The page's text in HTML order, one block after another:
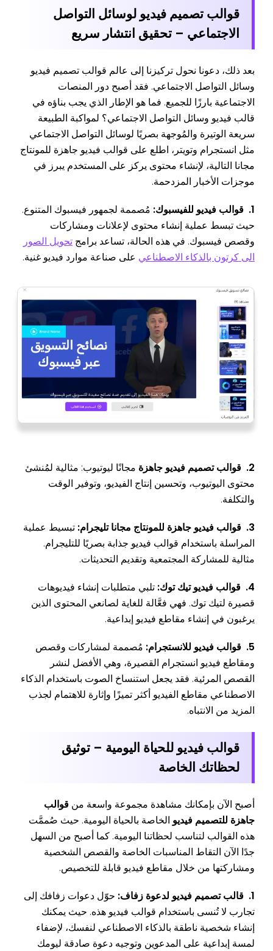
قوالب تصميم فيديو لوسائل التواصل
الاجتماعي – تحقيق انتشار سريع
بعد ذلك، دعونا نحول تركيزنا إلى عالم قوالب تصميم فيديو
وسائل التواصل الاجتماعي. فقد أصبح دور المنصات
الاجتماعية بارزًا للجميع. فما هو الإطار الذي يجب بناؤه في
قالب فيديو وسائل التواصل الاجتماعي؟ لمواكبة الطبيعة
سريعة الوتيرة والمُوجهة بصريًا لوسائل التواصل الاجتماعي
مثل انستجرام وتويتر، اطلع على قوالب فيديو جاهزة للمونتاج
مجانا التالية، لإنشاء محتوى يركز على المستخدم يبرز في
موجزات الأخبار المزدحمة.
1. قوالب فيديو للفيسبوك:
مُصممة لجمهور فيسبوك المتنوع.
حيث تبسط عملية إنشاء محتوى لإعلانات ومشاركات
وقصص فيسبوك. في هذه الحالة، تساعد برامج تحويل الصور
الى كرتون بالذكاء الاصطناعي على صناعة موارد فيديو غنية.
2. قوالب تصميم فيديو جاهزة مجانًا ليوتيوب: مثالية لمُنشئ
محتوى اليوتيوب، وتحسين إنتاج الفيديو، وتوفير الوقت
والتكلفة.
3. قوالب فيديو جاهزة للمونتاج مجانا تليجرام:
تبسيط عملية
المراسلة باستخدام قوالب فيديو جذابة بصريًا للتليجرام.
مثالية للمشاركة المجتمعية وتقديم التحديثات.
4. قوالب فيديو تيك توك:
تلبي متطلبات إنشاء فيديوهات
قصيرة لتيك توك. فهي فعَّالة للغاية لصانعي المحتوى الذين
يرغبون في إنشاء مقاطع فيديو إبداعية.
5. قوالب فيديو للانستجرام:
مُصممة لمشاركات وقصص
ومقاطع فيديو انستجرام القصيرة، وهي الأفضل لنشر
القصص المرئية. فقد يجعل استنساخ الصوت باستخدام الذكاء
الاصطناعي مقاطع الفيديو أكثر تميزًا وإثارة للاهتمام لجذب
المزيد من الانتباه.
قوالب فيديو للحياة اليومية – توثيق
لحظاتك الخاصة
أصبح الآن بإمكانك مشاهدة مجموعة واسعة من قوالب
جاهزة للتصميم فيديو الخاصة بالحياة اليومية. حيث صُممَّت
هذه القوالب لتناسب لحظاتنا اليومية. كما أصبح من السهل
جدًا الآن التقاط المناسبات الخاصة والقصص الشخصية
ومشاركتها من خلال مقاطع فيديو قابلة للتخصيص.
1. قالب تصميم فيديو لدعوة زفاف:
حوّل دعوات زفافك إلى
تجارب لا تُنسى باستخدام قوالب فيديو هذه. حيث يمكنك
إنشاء شخصية ناطقة بالذكاء الاصطناعي لنفسك، لإضفاء
لمسة إبداعية على المدعوين وتوجيه دعوة صادقة ليومك